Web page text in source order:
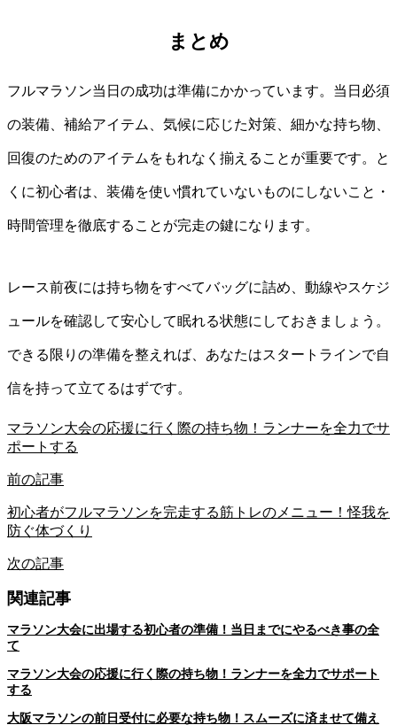
まとめ
フルマラソン当日の成功は準備にかかっています。当日必須
の装備、補給アイテム、気候に応じた対策、細かな持ち物、
回復のためのアイテムをもれなく揃えることが重要です。と
くに初心者は、装備を使い慣れていないものにしないこと・
時間管理を徹底することが完走の鍵になります。
レース前夜には持ち物をすべてバッグに詰め、動線やスケジ
ュールを確認して安心して眠れる状態にしておきましょう。
できる限りの準備を整えれば、あなたはスタートラインで自
信を持って立てるはずです。
マラソン大会の応援に行く際の持ち物！ランナーを全力でサ
ポートする
前の記事
初心者がフルマラソンを完走する筋トレのメニュー！怪我を
防ぐ体づくり
次の記事
関連記事
マラソン大会に出場する初心者の準備！当日までにやるべき事の全
て
マラソン大会の応援に行く際の持ち物！ランナーを全力でサポート
する
大阪マラソンの前日受付に必要な持ち物！スムーズに済ませて備え